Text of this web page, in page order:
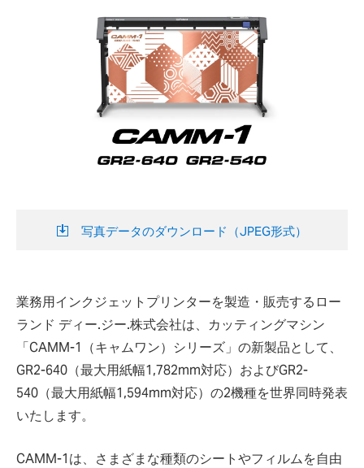
写真データのダウンロード（JPEG形式）
業務用インクジェットプリンターを製造・販売するロー
ランド ディー.ジー.株式会社は、カッティングマシン
「CAMM-1（キャムワン）シリーズ」の新製品として、
GR2-640（最大用紙幅1,782mm対応）およびGR2-
540（最大用紙幅1,594mm対応）の2機種を世界同時発表
いたします。
CAMM-1は、さまざまな種類のシートやフィルムを自由